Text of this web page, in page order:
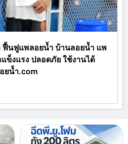
นฟูแพลอยน้ำ บ้านลอยน้ำ แพ
ข็งแรง ปลอดภัย ใช้งานได้
ยน้ำ.com